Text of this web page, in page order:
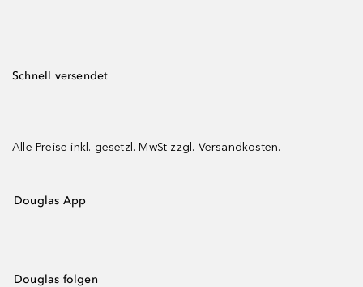
Schnell versendet
Alle Preise inkl. gesetzl. MwSt zzgl. Versandkosten.
Douglas App
Douglas folgen